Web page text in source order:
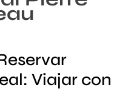
Viajar con